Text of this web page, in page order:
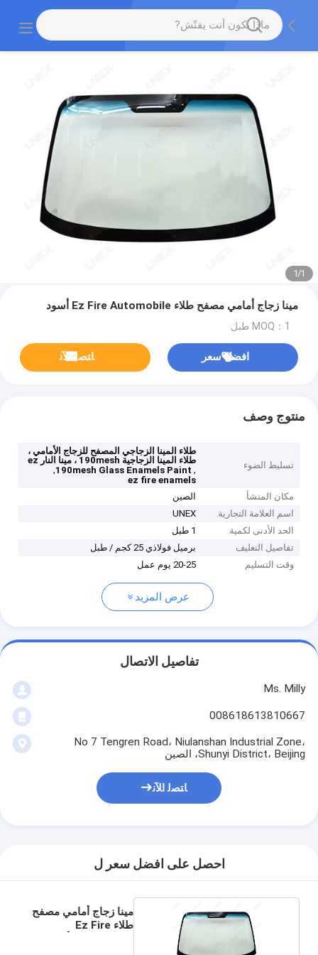
1
/
1
مينا زجاج أمامي مصفح طلاء Ez Fire Automobile أسود
MOQ：1 طبل
افضل سعر ﺎﺘﺼﻟ ﺍﻶﻧ
منتوج وصف
تسليط الضوء
طلاء المينا الزجاجي المصفح للزجاج الأمامي ،
طلاء المينا الزجاجية 190mesh ، مينا النار ez
,
190mesh Glass Enamels Paint
,
ez fire enamels
مكان المنشأ
الصين
اسم العلامة التجارية
UNEX
الحد الأدنى لكمية
1 طبل
تفاصيل التغليف
برميل فولاذي 25 كجم / طبل
وقت التسليم
20-25 يوم عمل
عرض المزيد
تفاصيل الاتصال
Ms. Milly
008618613810667
No 7 Tengren Road، Niulanshan Industrial Zone،
Shunyi District، Beijing، الصين
ﺎﺘﺼﻟ ﺍﻶﻧ
احصل على افضل سعر ل
مينا زجاج أمامي مصفح
طلاء Ez Fire